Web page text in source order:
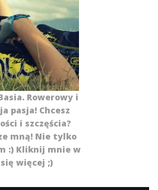
Rowerowy i
pasja! Chcesz
i szczęścia?
mną! Nie tylko
:) Kliknij mnie w
więcej ;)